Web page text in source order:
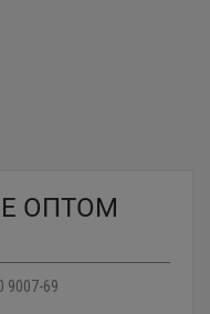
ОПТОМ
9007-69